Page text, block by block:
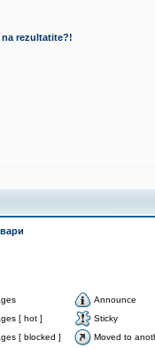
rezultatite?!
Announce
[ hot ]
Sticky
[ blocked ] Moved to